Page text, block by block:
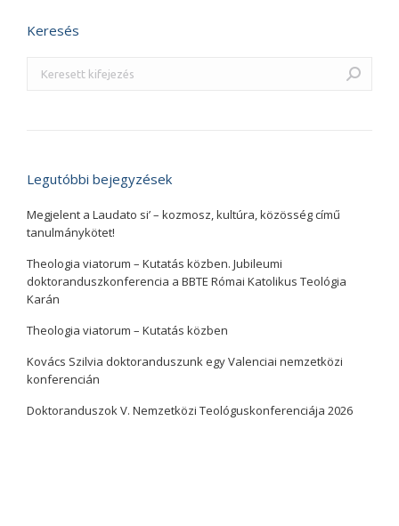
Keresés
Legutóbbi bejegyzések
Megjelent a Laudato si’ – kozmosz, kultúra, közösség című
tanulmánykötet!
Theologia viatorum – Kutatás közben. Jubileumi
doktoranduszkonferencia a BBTE Római Katolikus Teológia
Karán
Theologia viatorum – Kutatás közben
Kovács Szilvia doktoranduszunk egy Valenciai nemzetközi
konferencián
Doktoranduszok V. Nemzetközi Teológuskonferenciája 2026